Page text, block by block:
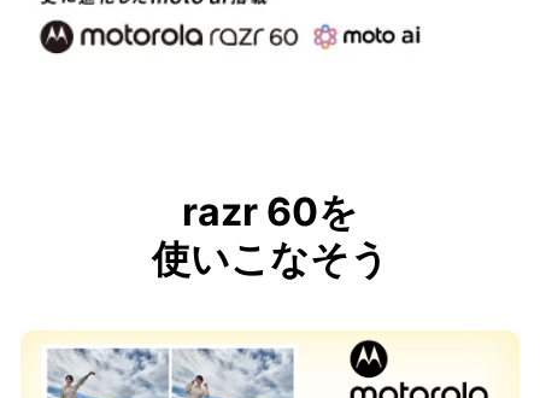
razr 60を
使いこなそう